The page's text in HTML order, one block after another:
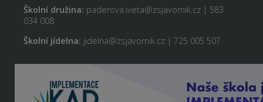
Školní družina: paderova.iveta@zsjavornik.cz | 583
034 008
Školní jídelna: jidelna@zsjavornik.cz | 725 005 507